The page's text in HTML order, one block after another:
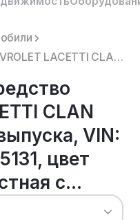
Транспортное средство CHEVROLET LACETTI CLAN J200, 2012 года выпуска, VIN: XUUNF487JC0025131, цвет б...
CLAN
VIN:
цвет
с...